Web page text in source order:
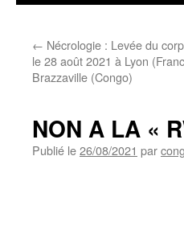
← Nécrologie : Levée du
le 28 août 2021 à Lyon
Brazzaville (Congo)
NON A LA «
Publié le26/08/2021 par